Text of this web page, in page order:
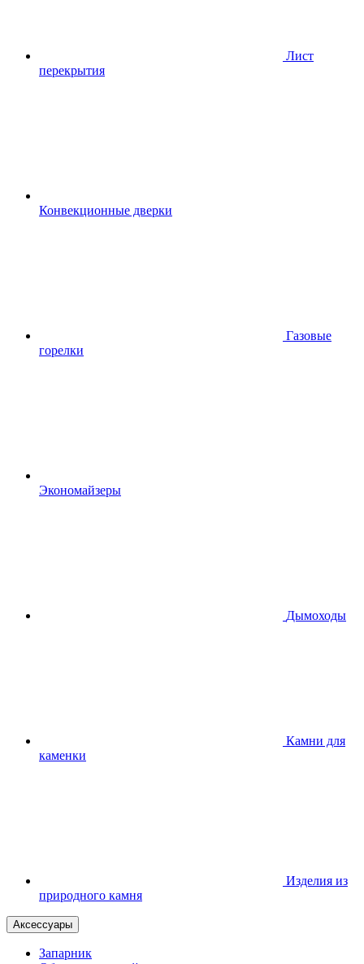
Лист
перекрытия
Конвекционные дверки
Газовые
горелки
Экономайзеры
Дымоходы
Камни для
каменки
Изделия из
природного камня
Аксессуары
Запарник